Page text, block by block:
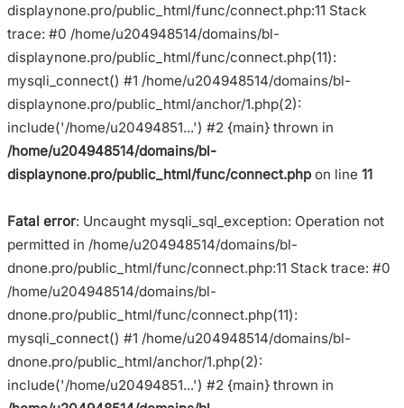
displaynone.pro/public_html/func/connect.php:11 Stack
trace: #0 /home/u204948514/domains/bl-
displaynone.pro/public_html/func/connect.php(11):
mysqli_connect() #1 /home/u204948514/domains/bl-
displaynone.pro/public_html/anchor/1.php(2):
include('/home/u20494851...') #2 {main} thrown in
/home/u204948514/domains/bl-
displaynone.pro/public_html/func/connect.phpon line 11
Fatal error: Uncaught mysqli_sql_exception: Operation not
permitted in /home/u204948514/domains/bl-
dnone.pro/public_html/func/connect.php:11 Stack trace: #0
/home/u204948514/domains/bl-
dnone.pro/public_html/func/connect.php(11):
mysqli_connect() #1 /home/u204948514/domains/bl-
dnone.pro/public_html/anchor/1.php(2):
include('/home/u20494851...') #2 {main} thrown in